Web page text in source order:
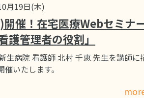
月19日(木)
催！在宅医療Webセミナ
護管理者の役割」
生病院 看護師 北村 千恵 先生を講師に
いたします。